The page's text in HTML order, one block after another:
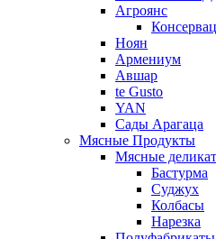
Агроянс
Ноян
Армениум
Авшар
te Gusto
YAN
Сады Арагаца
Мясные Продукты
Мясные
Бастурма
Суджух
Колбасы
Нарезка